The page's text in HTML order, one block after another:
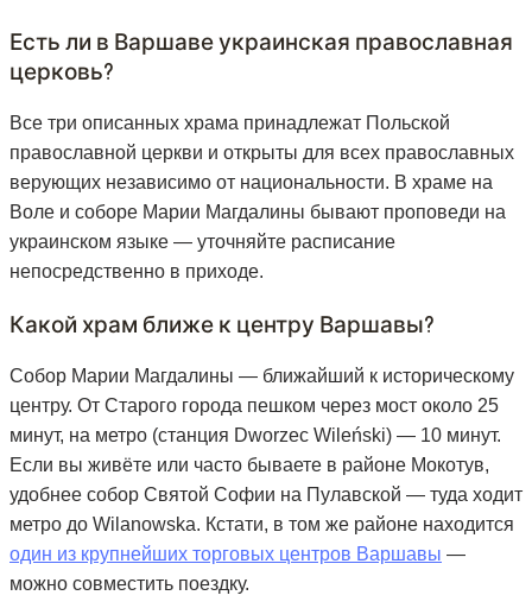
Есть ли в Варшаве украинская православная
церковь?
Все три описанных храма принадлежат Польской
православной церкви и открыты для всех православных
верующих независимо от национальности. В храме на
Воле и соборе Марии Магдалины бывают проповеди на
украинском языке — уточняйте расписание
непосредственно в приходе.
Какой храм ближе к центру Варшавы?
Собор Марии Магдалины — ближайший к историческому
центру. От Старого города пешком через мост около 25
минут, на метро (станция Dworzec Wileński) — 10 минут.
Если вы живёте или часто бываете в районе Мокотув,
удобнее собор Святой Софии на Пулавской — туда ходит
метро до Wilanowska. Кстати, в том же районе находится
один из крупнейших торговых центров Варшавы —
можно совместить поездку.